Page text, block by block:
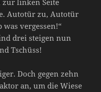
zur linken Seite
Autotür zu, Autotür
was vergessen!“
drei steigen nun
Tschüss!
Doch gegen zehn
an, um die Wiese